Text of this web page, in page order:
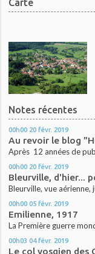
Carte
Notes récentes
00h00 20 févr. 2019
Au revoir le blog
Après 12 années de
00h00 20 févr. 2019
Bleurville, d'hier...
Bleurville, vue aérienne,
00h00 05 févr. 2019
Emilienne, 1917
La Première guerre
00h03 04 févr. 2019
Le col vosgien des